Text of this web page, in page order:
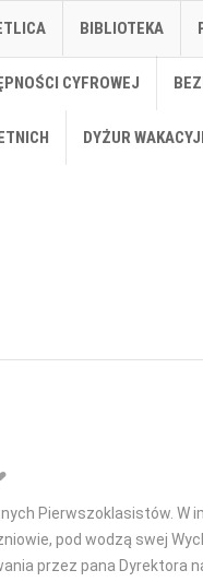
BIBLIOTEKA
CYFROWEJ
DYŻUR
Pierwszoklasistów. W
pod wodzą swej
przez pana Dyrektora